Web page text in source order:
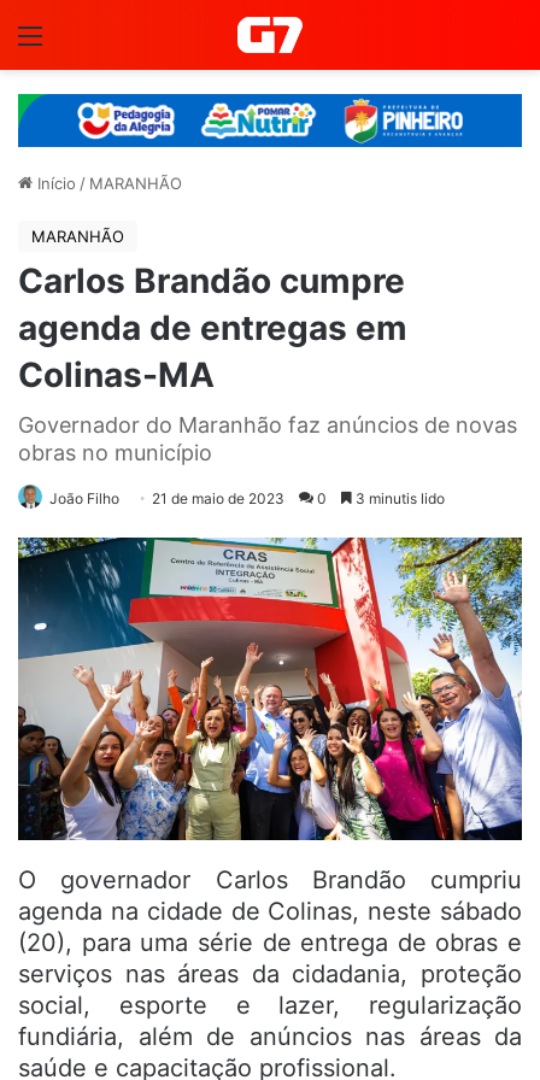
Início / MARANHÃO
MARANHÃO
Carlos Brandão cumpre
agenda de entregas em
Colinas-MA
Governador do Maranhão faz anúncios de novas
obras no município
João Filho 21 de maio de 2023 0 3 minutis lido
O governador Carlos Brandão cumpriu
agenda na cidade de Colinas, neste sábado
(20), para uma série de entrega de obras e
serviços nas áreas da cidadania, proteção
social, esporte e lazer, regularização
fundiária, além de anúncios nas áreas da
saúde e capacitação profissional.